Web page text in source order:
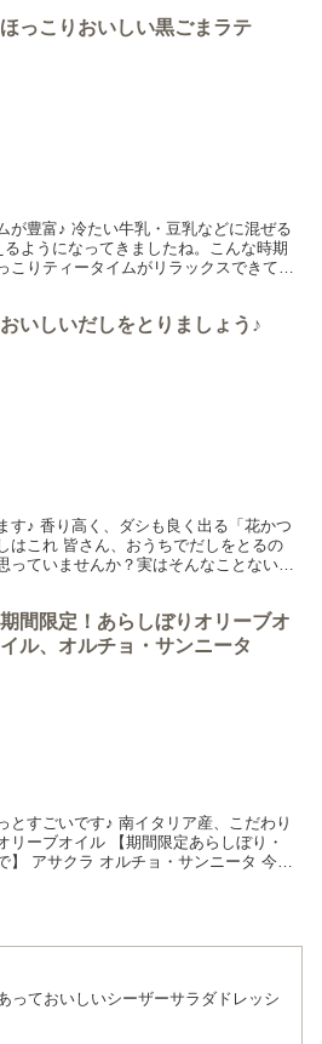
ほっこりおいしい黒ごまラテ
が豊富♪ 冷たい牛乳・豆乳などに混ぜる
ようになってきましたね。こんな時期
こりティータイムがリラックスできてい
おいしいだしをとりましょう♪
す♪ 香り高く、ダシも良く出る「花かつ
これ 皆さん、おうちでだしをとるの
っていませんか？実はそんなことないん
期間限定！あらしぼりオリーブオ
イル、オルチョ・サンニータ
とすごいです♪ 南イタリア産、こだわり
リーブオイル 【期間限定あらしぼり・
】 アサクラ オルチョ・サンニータ 今日
っておいしいシーザーサラダドレッシ